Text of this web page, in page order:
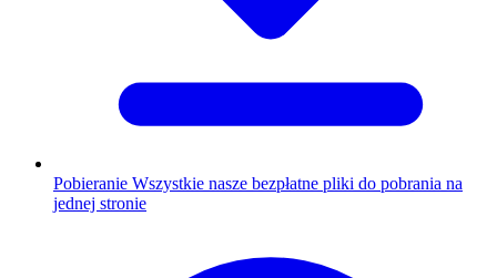
Pobieranie Wszystkie nasze bezpłatne pliki do pobrania na
jednej stronie